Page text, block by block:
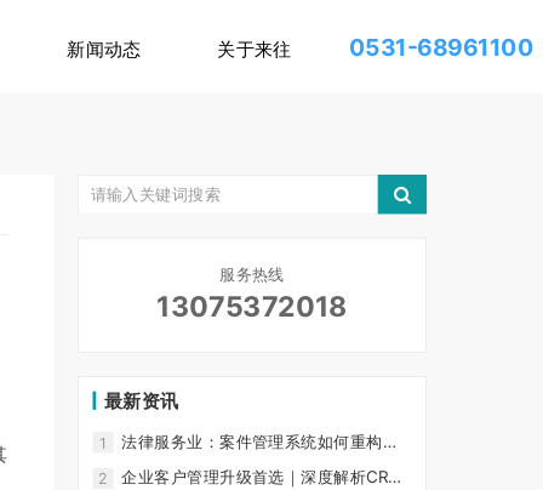
新闻动态 关于来往 0531-68961100
服务热线
13075372018
最新资讯
1 法律服务业：案件管理系统如何重构律
所核心竞争力？ 行业生产力困局
2
企业客户管理升级首选｜深度解析CRM